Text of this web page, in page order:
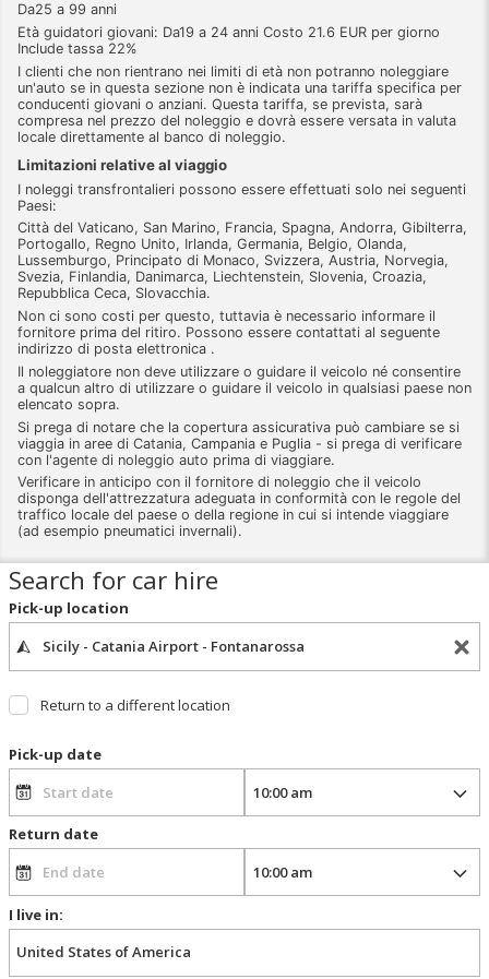
Da25 a 99 anni
Età guidatori giovani: Da19 a 24 anni Costo 21.6 EUR per giorno
Include tassa 22%
I clienti che non rientrano nei limiti di età non potranno noleggiare
un'auto se in questa sezione non è indicata una tariffa specifica per
conducenti giovani o anziani. Questa tariffa, se prevista, sarà
compresa nel prezzo del noleggio e dovrà essere versata in valuta
locale direttamente al banco di noleggio.
Limitazioni relative al viaggio
I noleggi transfrontalieri possono essere effettuati solo nei seguenti
Paesi:
Città del Vaticano, San Marino, Francia, Spagna, Andorra, Gibilterra,
Portogallo, Regno Unito, Irlanda, Germania, Belgio, Olanda,
Lussemburgo, Principato di Monaco, Svizzera, Austria, Norvegia,
Svezia, Finlandia, Danimarca, Liechtenstein, Slovenia, Croazia,
Repubblica Ceca, Slovacchia.
Non ci sono costi per questo, tuttavia è necessario informare il
fornitore prima del ritiro. Possono essere contattati al seguente
indirizzo di posta elettronica .
Il noleggiatore non deve utilizzare o guidare il veicolo né consentire
a qualcun altro di utilizzare o guidare il veicolo in qualsiasi paese non
elencato sopra.
Si prega di notare che la copertura assicurativa può cambiare se si
viaggia in aree di Catania, Campania e Puglia - si prega di verificare
con l'agente di noleggio auto prima di viaggiare.
Verificare in anticipo con il fornitore di noleggio che il veicolo
disponga dell'attrezzatura adeguata in conformità con le regole del
traffico locale del paese o della regione in cui si intende viaggiare
(ad esempio pneumatici invernali).
Search for car hire
Pick-up location
Return to a different location
Pick-up date
Return date
I live in: